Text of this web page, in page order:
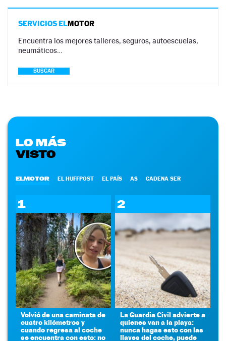
SERVICIOS ELMOTOR
Encuentra los mejores talleres, seguros, autoescuelas,
neumáticos…
BUSCAR
LO MÁS
VISTO
ELMOTOR EL HUFFPOST EL PAÍS AS CADENA SER
1
Volvió de una caminata de
cuatro kilómetros y
cuando regresa al coche
se encuentra con esto: no
2
La Guardia Civil advierte a
quienes van a la playa:
nunca hagas esto con las
llaves del coche, puede